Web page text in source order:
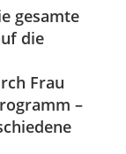
gesamte
die
Frau
–